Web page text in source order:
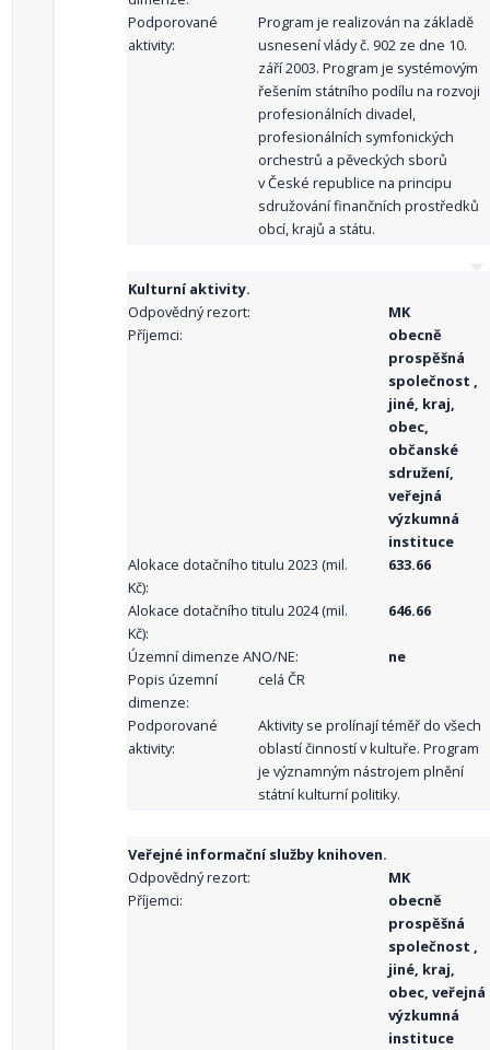
Podporované
aktivity:
Program je realizován na základě
usnesení vlády č. 902 ze dne 10.
září 2003. Program je systémovým
řešením státního podílu na rozvoji
profesionálních divadel,
profesionálních symfonických
orchestrů a pěveckých sborů
v České republice na principu
sdružování finančních prostředků
obcí, krajů a státu.
Kulturní aktivity.
Odpovědný rezort:
MK
Příjemci:
obecně
prospěšná
společnost ,
jiné, kraj,
obec,
občanské
sdružení,
veřejná
výzkumná
instituce
Alokace dotačního titulu 2023 (mil.
Kč):
633.66
Alokace dotačního titulu 2024 (mil.
Kč):
646.66
Územní dimenze ANO/NE:
ne
Popis územní
dimenze:
celá ČR
Podporované
aktivity:
Aktivity se prolínají téměř do všech
oblastí činností v kultuře. Program
je významným nástrojem plnění
státní kulturní politiky.
Veřejné informační služby knihoven.
Odpovědný rezort:
MK
Příjemci:
obecně
prospěšná
společnost ,
jiné, kraj,
obec, veřejná
výzkumná
instituce